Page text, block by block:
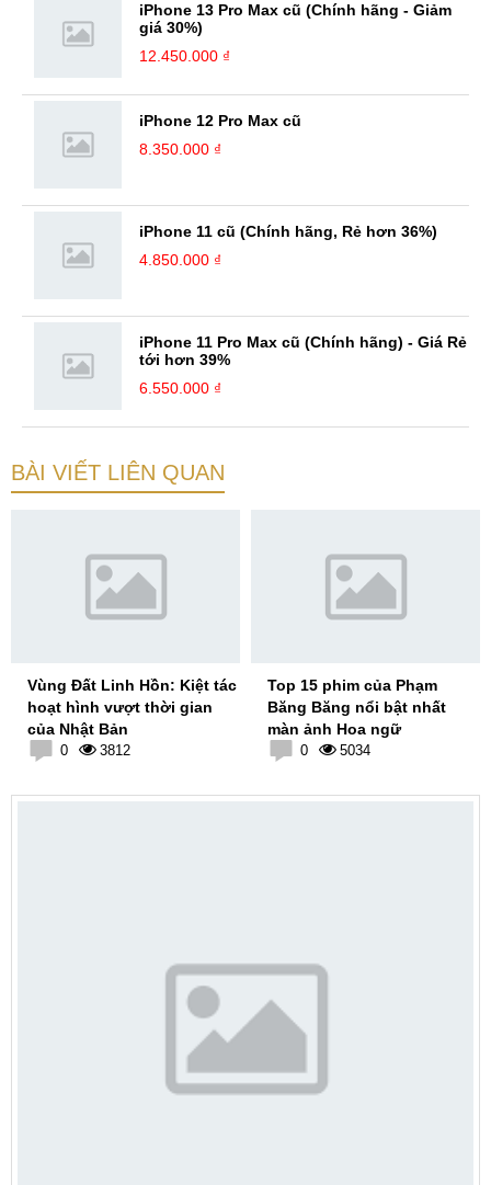
iPhone 13 Pro Max cũ (Chính hãng - Giảm
giá 30%)
12.450.000 ₫
iPhone 12 Pro Max cũ
8.350.000 ₫
iPhone 11 cũ (Chính hãng, Rẻ hơn 36%)
4.850.000 ₫
iPhone 11 Pro Max cũ (Chính hãng) - Giá Rẻ
tới hơn 39%
6.550.000 ₫
BÀI VIẾT LIÊN QUAN
Vùng Đất Linh Hồn: Kiệt tác
hoạt hình vượt thời gian
của Nhật Bản
0 3812
Top 15 phim của Phạm
Băng Băng nổi bật nhất
màn ảnh Hoa ngữ
0 5034